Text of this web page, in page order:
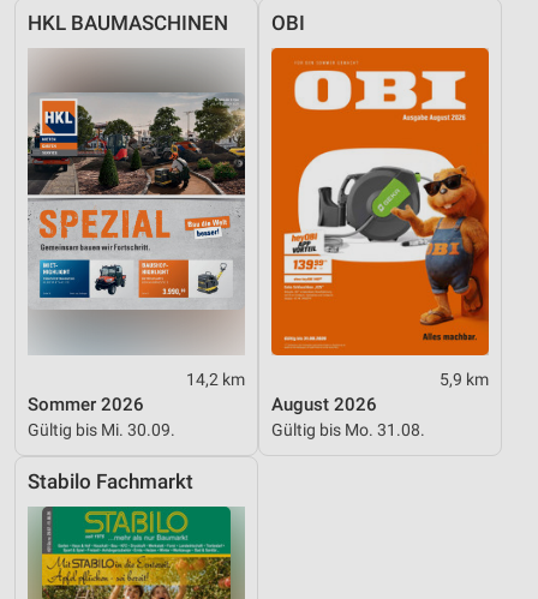
HKL BAUMASCHINEN
14,2 km
Sommer 2026
Gültig bis Mi. 30.09.
OBI
5,9 km
August 2026
Gültig bis Mo. 31.08.
Stabilo Fachmarkt